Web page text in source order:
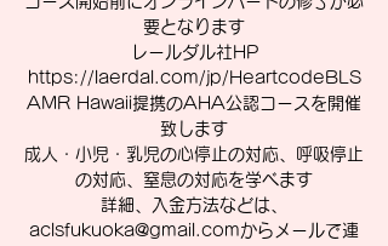
要となります
レールダル社HP
https://laerdal.com/jp/HeartcodeBLS
AMR Hawaii提携のAHA公認コースを開催
致します
成人・小児・乳児の心停止の対応、呼吸停止
の対応、窒息の対応を学べます
詳細、入金方法などは、
aclsfukuoka@gmail.comからメールで連